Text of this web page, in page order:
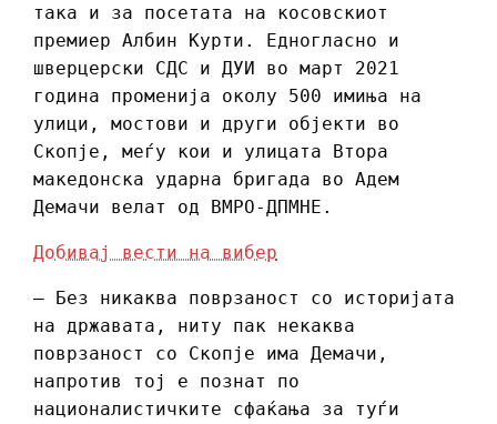
така и за посетата на косовскиот
премиер Албин Курти. Едногласно и
шверцерски СДС и ДУИ во март 2021
година променија околу 500 имиња на
улици, мостови и други објекти во
Скопје, меѓу кои и улицата Втора
македонска ударна бригада во Адем
Демачи велат од ВМРО-ДПМНЕ.
Добивај вести на вибер
– Без никаква поврзаност со историјата
на државата, ниту пак некаква
поврзаност со Скопје има Демачи,
напротив тој е познат по
националистичките сфаќања за туѓи